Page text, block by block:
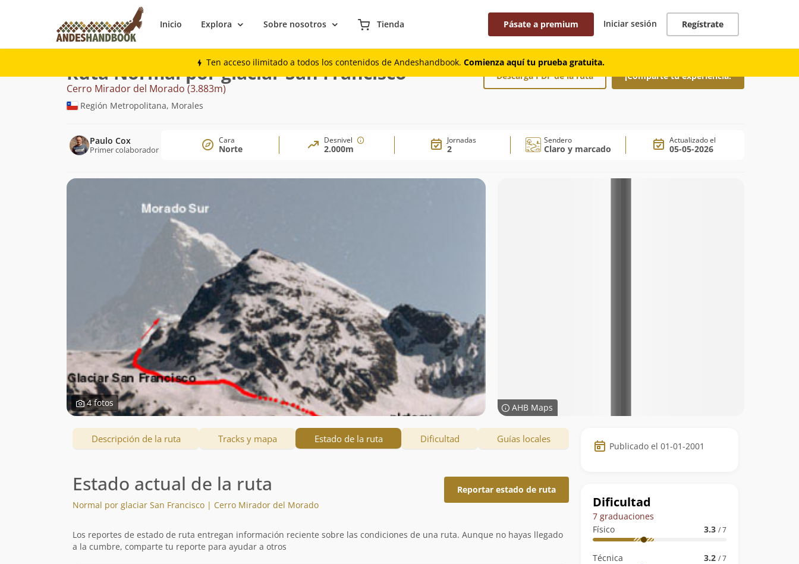
Inicio Explora Sobre nosotros Tienda Pásate a premium Iniciar sesión Regístrate
Ten acceso ilimitado a todos los contenidos de Andeshandbook. Comienza aquí tu prueba gratuita.
Montaña
Ruta Normal por glaciar San Francisco
Cerro Mirador del Morado (3.883m)
Región Metropolitana, Morales
Descarga PDF de la ruta ¡Comparte tu experiencia!
Paulo Cox
Primer colaborador
Cara
Norte
Desnivel
2.000m
Jornadas
2
Sendero
Claro y marcado
Actualizado el
05-05-2026
4 fotos AHB Maps
Datos
de
ruta
Publicado el 01-01-2001
Dificultad
7 graduaciones
Físico
3.3 / 7
Técnica 3.2 / 7
Descripción de la ruta Tracks y mapa Estado de la ruta Dificultad Guías locales
Estado actual de la ruta
Normal por glaciar San Francisco | Cerro Mirador del Morado
Reportar estado de ruta
Los reportes de estado de ruta entregan información reciente sobre las condiciones de una ruta. Aunque no hayas llegado
a la cumbre, comparte tu reporte para ayudar a otros